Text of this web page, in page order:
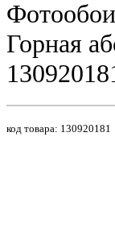
Фотообои
Горная
код товара: 130920181